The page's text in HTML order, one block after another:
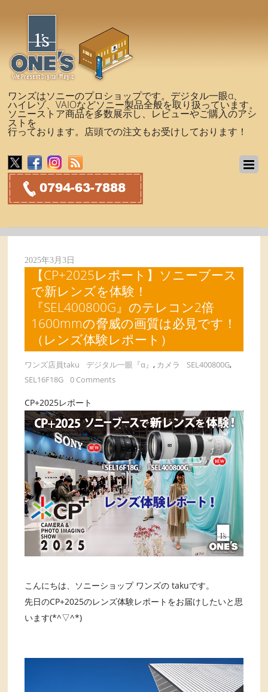
ワンズはソニーのプロショップです。デジタル一眼α、
ハイレゾ、VAIOなどソニー製品全般を取り扱っています。
ソニーストア商品を多数展示し、レビューやご購入のアシ
ストを
行っております。店頭での注文もお受けしております！
2025年3月3日
【CP+2025レポート】ソニーブース
で新レンズを体験！
『SEL400800G』のテレコン2倍
1600mmの脅威の画質は必見です！
（レンズ体験レポート）
ワンズ店員taku デジタル一眼『α』, カメラ SEL400800G,
SEL16F18G
0 Comments
CP+2025レポート
こんにちは、ソニーショップ ワンズの takuです。
先日のCP+2025のレンズ体験レポートをお届けしたいと思
います(*^▽^*)